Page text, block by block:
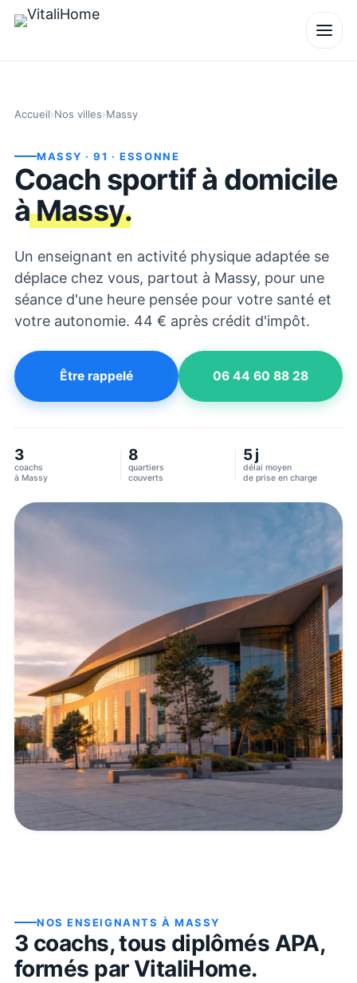
Accueil›Nos villes›Massy
MASSY · 91 · ESSONNE
Coach sportif à domicile
àMassy.
Un enseignant en activité physique adaptée se
déplace chez vous, partout à Massy, pour une
séance d'une heure pensée pour votre santé et
votre autonomie. 44 € après crédit d'impôt.
Être rappelé 06 44 60 88 28
3
coachs
à Massy
8
quartiers
couverts
5 j
délai moyen
de prise en charge
NOS ENSEIGNANTS ÀMASSY
3 coachs, tous diplômés APA,
formés par VitaliHome.